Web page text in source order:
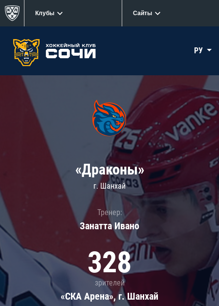
Клубы Сайты
РУ
«Драконы»
г. Шанхай
Тренер:
Занатта Иванo
328
зрителей
«СКА Арена», г. Шанхай